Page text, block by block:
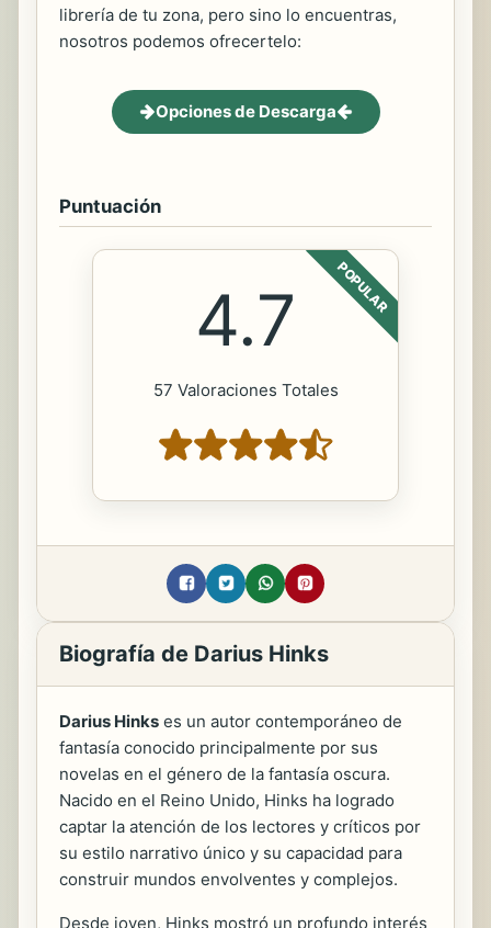
librería de tu zona, pero sino lo encuentras,
nosotros podemos ofrecertelo:
Opciones de Descarga
Puntuación
POPULAR
4.7
57 Valoraciones Totales
Biografía de Darius Hinks
Darius Hinks es un autor contemporáneo de
fantasía conocido principalmente por sus
novelas en el género de la fantasía oscura.
Nacido en el Reino Unido, Hinks ha logrado
captar la atención de los lectores y críticos por
su estilo narrativo único y su capacidad para
construir mundos envolventes y complejos.
Desde joven, Hinks mostró un profundo interés